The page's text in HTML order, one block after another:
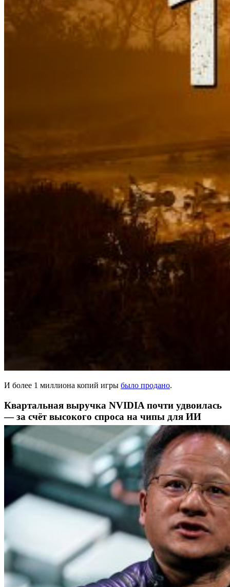
И более 1 миллиона копий игры было продано.
Квартальная выручка NVIDIA почти удвоилась
— за счёт высокого спроса на чипы для ИИ